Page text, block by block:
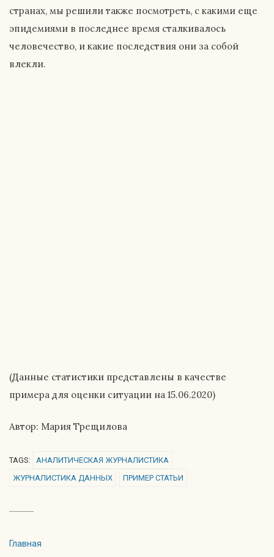
странах, мы решили также посмотреть, с какими еще
эпидемиями в последнее время сталкивалось
человечество, и какие последствия они за собой
влекли.
(Данные статистики представлены в качестве
примера для оценки ситуации на 15.06.2020)
Автор: Мария Трещилова
TAGS:
АНАЛИТИЧЕСКАЯ ЖУРНАЛИСТИКА
ЖУРНАЛИСТИКА ДАННЫХ
ПРИМЕР СТАТЬИ
Главная